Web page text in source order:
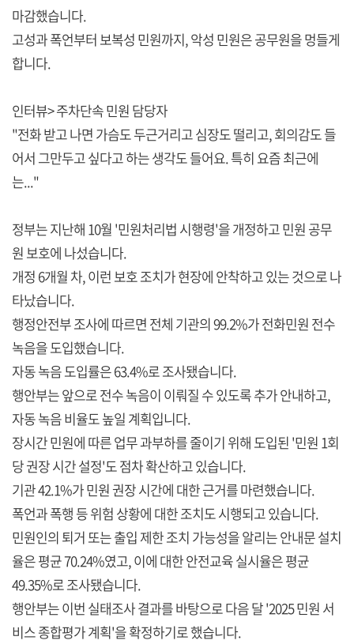
마감했습니다.
고성과 폭언부터 보복성 민원까지, 악성 민원은 공무원을 멍들게
합니다.
인터뷰> 주차단속 민원 담당자
"전화 받고 나면 가슴도 두근거리고 심장도 떨리고, 회의감도 들
어서 그만두고 싶다고 하는 생각도 들어요. 특히 요즘 최근에
는..."
정부는 지난해 10월 '민원처리법 시행령'을 개정하고 민원 공무
원 보호에 나섰습니다.
개정 6개월 차, 이런 보호 조치가 현장에 안착하고 있는 것으로 나
타났습니다.
행정안전부 조사에 따르면 전체 기관의 99.2%가 전화민원 전수
녹음을 도입했습니다.
자동 녹음 도입률은 63.4%로 조사됐습니다.
행안부는 앞으로 전수 녹음이 이뤄질 수 있도록 추가 안내하고,
자동 녹음 비율도 높일 계획입니다.
장시간 민원에 따른 업무 과부하를 줄이기 위해 도입된 '민원 1회
당 권장 시간 설정'도 점차 확산하고 있습니다.
기관 42.1%가 민원 권장 시간에 대한 근거를 마련했습니다.
폭언과 폭행 등 위험 상황에 대한 조치도 시행되고 있습니다.
민원인의 퇴거 또는 출입 제한 조치 가능성을 알리는 안내문 설치
율은 평균 70.24%였고, 이에 대한 안전교육 실시율은 평균
49.35%로 조사됐습니다.
행안부는 이번 실태조사 결과를 바탕으로 다음 달 '2025 민원 서
비스 종합평가 계획'을 확정하기로 했습니다.